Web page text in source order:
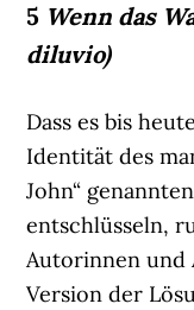
5 Wenn das
diluvio)
Dass es bis
Identität des
John“
entschlüsseln,
Autorinnen und
Version der